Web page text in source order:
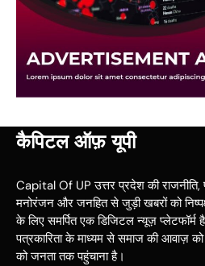
कैपिटल ऑफ़ यूपी
Capital Of UP उत्तर प्रदेश की राजनीति,
मनोरंजन और जनहित से जुड़ी खबरों को
के लिए समर्पित एक डिजिटल न्यूज़ प्लेटफॉर्म
पत्रकारिता के माध्यम से समाज की आवाज़ को
को जनता तक पहुंचाना है।